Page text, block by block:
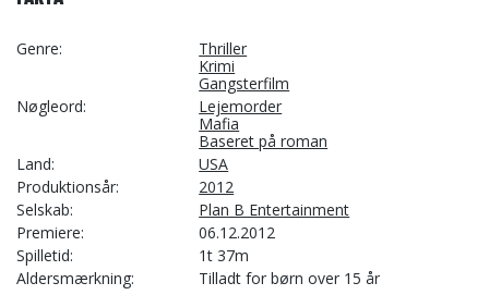
Genre
Thriller
Krimi
Gangsterfilm
Nøgleord
Lejemorder
Mafia
Baseret på roman
Land
USA
Produktionsår
2012
Selskab
Plan B Entertainment
Premiere
06.12.2012
Spilletid
1t 37m
Aldersmærkning
Tilladt for børn over 15 år